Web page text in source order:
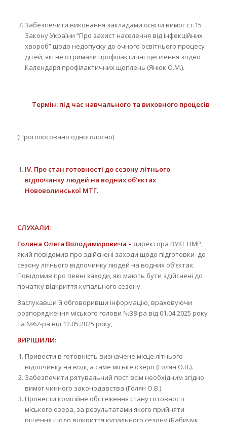
Забезпечити виконання закладами освіти вимог ст.15
Закону України “Про захист населення від інфекційних
хвороб” щодо недопуску до очного освітнього процесу
дітей, які не отримали профілактичні щеплення згідно
Календаря профілактичних щеплень (Янюк О.М.).
Термін: під час навчального та виховного процесів
(Проголосовано одноголосно)
IV. Про стан готовності до сезону літнього
відпочинку людей на водних об’єктах
Нововолинської МТГ.
CЛУХАЛИ:
Голяна Олега Володимировича – директора ВУКГ НМР,
який повідомив про здійснені заходи щодо підготовки до
сезону літнього відпочинку людей на водних об’єктах.
Повідомив про певні заходи, які мають бути здійснені до
початку відкриття купального сезону.
Заслухавши й обговоривши інформацію, враховуючи
розпорядження міського голови №38-ра від 01.04.2025 року
та №62-ра від 12.05.2025 року,
ВИРІШИЛИ:
Привести в готовність визначене місце літнього
відпочинку на воді, а саме міське озеро (Голян О.В.).
Забезпечити рятувальний пост всім необхідним згідно
вимог чинного законодавства (Голян О.В.).
Провести комісійне обстеження стану готовності
міського озера, за результатами якого прийняти
рішення щодо відкриття купального сезону (Бабичук